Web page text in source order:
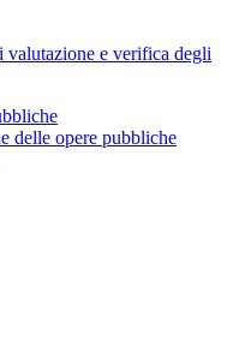
e verifica degli
delle opere pubbliche